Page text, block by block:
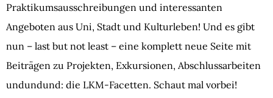
Praktikumsausschreibungen und interessanten
Angeboten aus Uni, Stadt und Kulturleben! Und es gibt
nun – last but not least – eine komplett neue Seite mit
Beiträgen zu Projekten, Exkursionen, Abschlussarbeiten
undundund: die LKM-Facetten. Schaut mal vorbei!